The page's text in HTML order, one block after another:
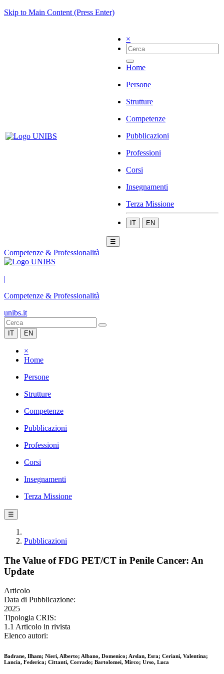
Skip to Main Content (Press Enter)
×
Home
Persone
Strutture
Competenze
Pubblicazioni
Professioni
Corsi
Insegnamenti
Terza Missione
IT EN
☰
Competenze & Professionalità
|
Competenze & Professionalità
unibs.it
IT EN
×
Home
Persone
Strutture
Competenze
Pubblicazioni
Professioni
Corsi
Insegnamenti
Terza Missione
☰
Pubblicazioni
The Value of FDG PET/CT in Penile Cancer: An
Update
Articolo
Data di Pubblicazione:
2025
Tipologia CRIS:
1.1 Articolo in rivista
Elenco autori:
Badrane, Ilham; Nieri, Alberto; Albano, Domenico; Arslan, Esra; Ceriani, Valentina;
Lancia, Federica; Cittanti, Corrado; Bartolomei, Mirco; Urso, Luca